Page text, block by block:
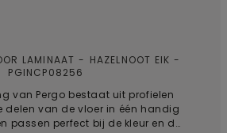
LAMINAAT
HAZELNOOT EIK
PGINCP08256
van Pergo bestaat uit profielen
delen van de vloer in één handig
passen perfect bij de kleur en de